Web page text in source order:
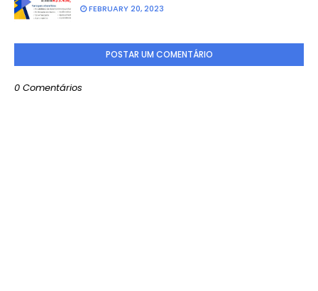
FEBRUARY 20, 2023
POSTAR UM COMENTÁRIO
0 Comentários